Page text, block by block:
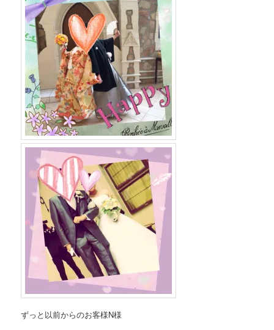
ずっと以前からのお客様N様